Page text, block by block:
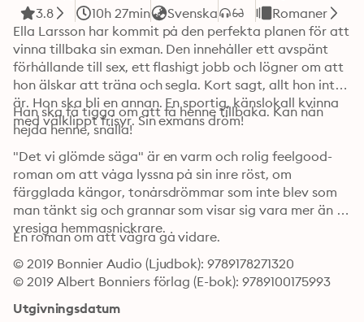
3.8 10h 27min Svenska
Romaner
Ella Larsson har kommit på den perfekta planen för att
vinna tillbaka sin exman. Den innehåller ett avspänt
förhållande till sex, ett flashigt jobb och lögner om att
hon älskar att träna och segla. Kort sagt, allt hon inte
är. Hon ska bli en annan. En sportig, känslokall kvinna
med välklippt frisyr. Sin exmans dröm!
Han ska få tigga om att få henne tillbaka. Kan nån
hejda henne, snälla!
"Det vi glömde säga" är en varm och rolig feelgood-
roman om att våga lyssna på sin inre röst, om
färgglada kängor, tonårsdrömmar som inte blev som
man tänkt sig och grannar som visar sig vara mer än
vresiga hemmasnickrare.
En roman om att vägra gå vidare.
© 2019 Bonnier Audio (Ljudbok): 9789178271320
© 2019 Albert Bonniers förlag (E-bok): 9789100175993
Utgivningsdatum